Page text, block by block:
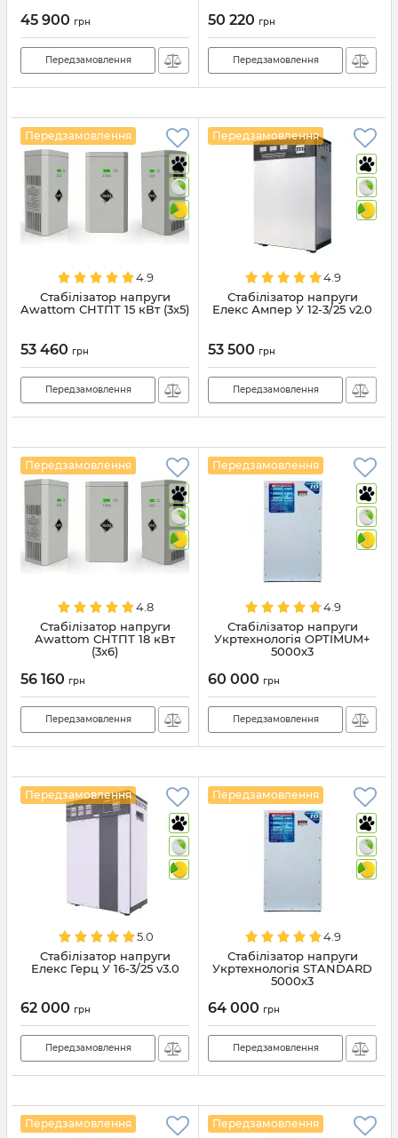
45 900 грн
Передзамовлення
50 220 грн
Передзамовлення
Передзамовлення
4.9
Стабілізатор напруги
Awattom СНТПТ 15 кВт (3х5)
53 460 грн
Передзамовлення
Передзамовлення
4.9
Стабілізатор напруги
Елекс Ампер У 12-3/25 v2.0
53 500 грн
Передзамовлення
Передзамовлення
4.8
Стабілізатор напруги
Awattom СНТПТ 18 кВт
(3х6)
56 160 грн
Передзамовлення
Передзамовлення
4.9
Стабілізатор напруги
Укртехнологія OPTIMUM+
5000х3
60 000 грн
Передзамовлення
Передзамовлення
5.0
Стабілізатор напруги
Елекс Герц У 16-3/25 v3.0
62 000 грн
Передзамовлення
Передзамовлення
4.9
Стабілізатор напруги
Укртехнологія STANDARD
5000х3
64 000 грн
Передзамовлення
Передзамовлення Передзамовлення